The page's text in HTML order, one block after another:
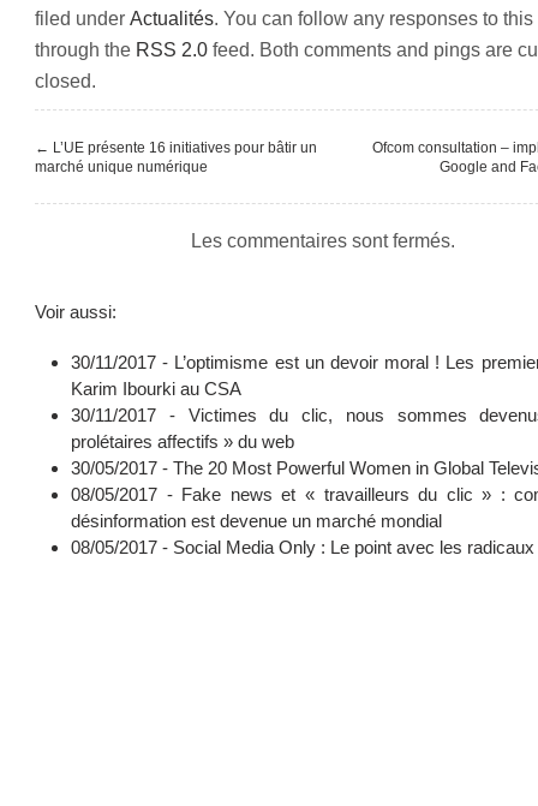
filed under Actualités. You can follow any responses to this
through the RSS 2.0 feed. Both comments and pings are
closed.
← L’UE présente 16 initiatives pour bâtir un
marché unique numérique
Ofcom consultation –
Google and
Les commentaires sont fermés.
Voir aussi:
30/11/2017 - L’optimisme est un devoir moral ! Les
Karim Ibourki au CSA
30/11/2017 - Victimes du clic, nous sommes
prolétaires affectifs » du web
30/05/2017 - The 20 Most Powerful Women in Global
08/05/2017 - Fake news et « travailleurs du clic » :
désinformation est devenue un marché mondial
08/05/2017 - Social Media Only : Le point avec les radicaux